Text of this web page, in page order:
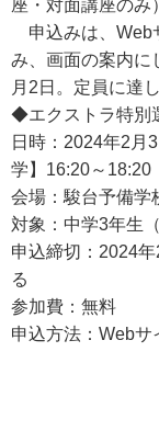
座・対面講座のみ
申込みは、Web
み、画面の案内に
月2日。定員に達
◆エクストラ特別
日時：2024年2月
学】16:20～18:20
会場：駿台予備学
対象：中学3年生
申込締切：2024
る
参加費：無料
申込方法：Webサ